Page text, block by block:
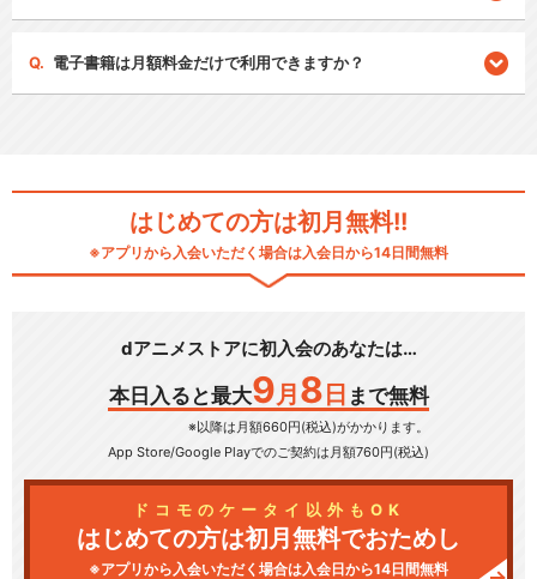
電子書籍は月額料金だけで利用できますか？
はじめての方は初月無料!!
※アプリから入会いただく場合は入会日から14日間無料
dアニメストアに初入会のあなたは…
本日入ると最大9 月 8 日 まで無料
※以降は月額660円(税込)がかかります。
App Store/Google Playでのご契約は月額760円(税込)
ドコモのケータイ以外もOK
はじめての方は初月無料でおためし
※アプリから入会いただく場合は入会日から14日間無料